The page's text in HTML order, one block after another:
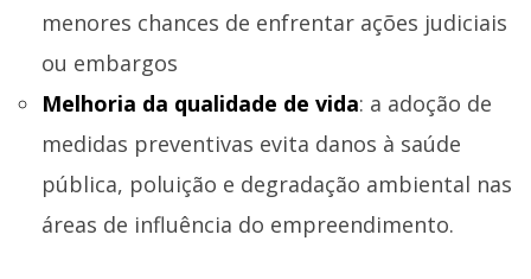
menores chances de enfrentar ações judiciais
ou embargos
Melhoria da qualidade de vida: a adoção de
medidas preventivas evita danos à saúde
pública, poluição e degradação ambiental nas
áreas de influência do empreendimento.